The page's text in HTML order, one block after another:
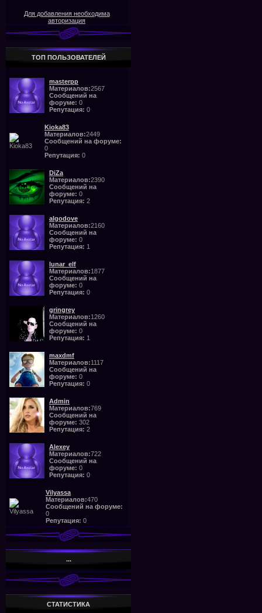
Для добавления необходима
авторизация
ТОП ПОЛЬЗОВАТЕЛЕЙ
masterpp
Материалов:2567
Сообщений на
форуме: 0
Репутация: 0
Kioka83
Материалов:2449
Сообщений на форуме:
0
Репутация: 0
DiZa
Материалов:2390
Сообщений на
форуме: 0
Репутация: 2
algodove
Материалов:2160
Сообщений на
форуме: 0
Репутация: 1
lunar_elf
Материалов:1877
Сообщений на
форуме: 0
Репутация: 0
gringrey
Материалов:1260
Сообщений на
форуме: 0
Репутация: 1
maxdmf
Материалов:1117
Сообщений на
форуме: 0
Репутация: 0
Admin
Материалов:769
Сообщений на
форуме: 302
Репутация: 2
Alexey
Материалов:722
Сообщений на
форуме: 0
Репутация: 0
Vilyassa
Материалов:470
Сообщений на форуме:
0
Репутация: 0
...
СТАТИСТИКА